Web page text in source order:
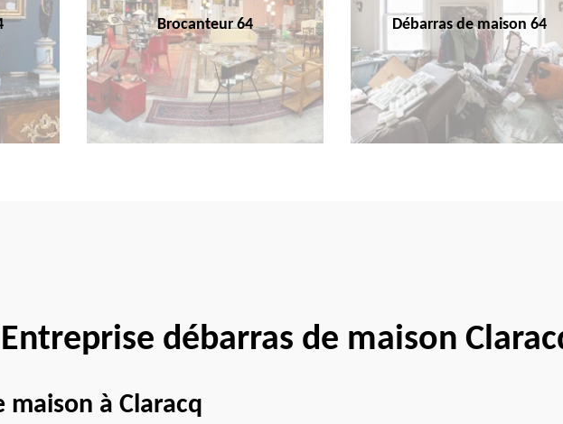
Brocanteur 64 Débarras de maison 64
Entreprise débarras de maison
maison à Claracq